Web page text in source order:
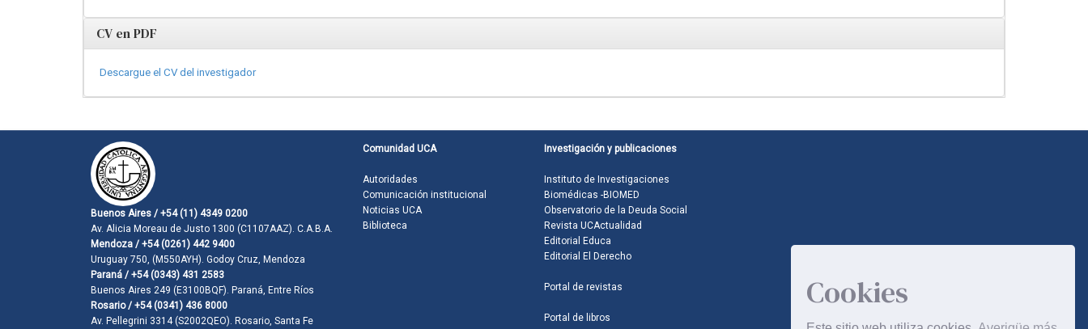
Cookies
CV en PDF
Descargue el CV del investigador
Buenos Aires / +54 (11) 4349 0200
Av. Alicia Moreau de Justo 1300 (C1107AAZ). C.A.B.A.
Mendoza / +54 (0261) 442 9400
Uruguay 750, (M550AYH). Godoy Cruz, Mendoza
Paraná / +54 (0343) 431 2583
Buenos Aires 249 (E3100BQF). Paraná, Entre Ríos
Rosario / +54 (0341) 436 8000
Av. Pellegrini 3314 (S2002QEO). Rosario, Santa Fe
Comunidad UCA
Autoridades
Comunicación institucional
Noticias UCA
Biblioteca
Investigación y publicaciones
Instituto de Investigaciones
Biomédicas -BIOMED
Observatorio de la Deuda Social
Revista UCActualidad
Editorial Educa
Editorial El Derecho
Portal de revistas
Portal de libros